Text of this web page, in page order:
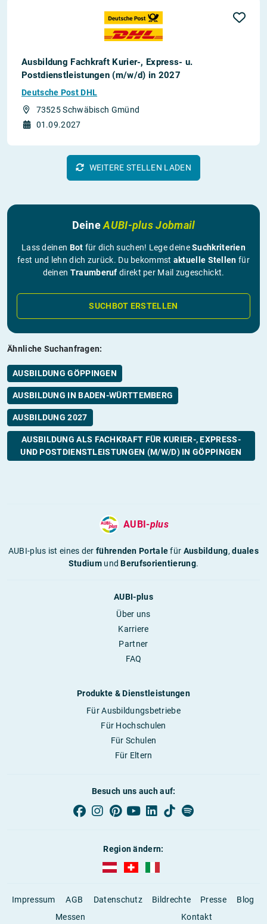
Ausbildung Fachkraft Kurier-, Express- u.
Postdienstleistungen (m/w/d) in 2027
Deutsche Post DHL
73525 Schwäbisch Gmünd
01.09.2027
WEITERE STELLEN LADEN
DeineAUBI-plus Jobmail
Lass deinen Bot für dich suchen! Lege deineSuchkriterien
fest und lehn dich zurück. Du bekommst aktuelle Stellen für
deinen Traumberuf direkt per Mail zugeschickt.
SUCHBOT ERSTELLEN
Ähnliche Suchanfragen:
AUSBILDUNG GÖPPINGEN
AUSBILDUNG IN BADEN-WÜRTTEMBERG
AUSBILDUNG 2027
AUSBILDUNG ALS FACHKRAFT FÜR KURIER-, EXPRESS-
UND POSTDIENSTLEISTUNGEN (M/W/D) IN GÖPPINGEN
AUBI-plus
AUBI-plus ist eines derführenden Portalefür Ausbildung,duales
StudiumundBerufsorientierung.
AUBI-plus
Über uns
Karriere
Partner
FAQ
Produkte & Dienstleistungen
Für Ausbildungsbetriebe
Für Hochschulen
Für Schulen
Für Eltern
Besuch uns auch auf:
Region ändern:
AUBI-plus Österreich (deutsch)
Impressum AGB Datenschutz Bildrechte Presse
Blog
Messen
Kontakt